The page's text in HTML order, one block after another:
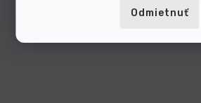
Odmietnuť